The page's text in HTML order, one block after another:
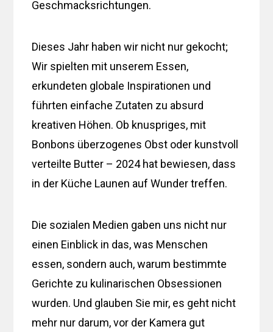
Geschmacksrichtungen.
Dieses Jahr haben wir nicht nur gekocht;
Wir spielten mit unserem Essen,
erkundeten globale Inspirationen und
führten einfache Zutaten zu absurd
kreativen Höhen. Ob knuspriges, mit
Bonbons überzogenes Obst oder kunstvoll
verteilte Butter – 2024 hat bewiesen, dass
in der Küche Launen auf Wunder treffen.
Die sozialen Medien gaben uns nicht nur
einen Einblick in das, was Menschen
essen, sondern auch, warum bestimmte
Gerichte zu kulinarischen Obsessionen
wurden. Und glauben Sie mir, es geht nicht
mehr nur darum, vor der Kamera gut